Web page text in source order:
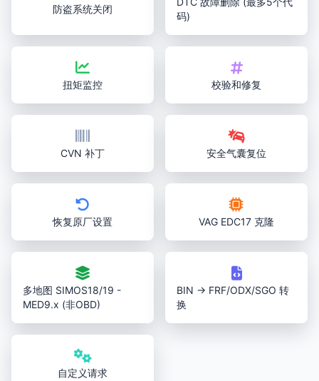
防盗系统关闭
码)
扭矩监控 校验和修复
CVN 补丁 安全气囊复位
恢复原厂设置 VAG EDC17 克隆
多地图 SIMOS18/19 -
MED9.x (非OBD)
BIN → FRF/ODX/SGO 转
换
自定义请求